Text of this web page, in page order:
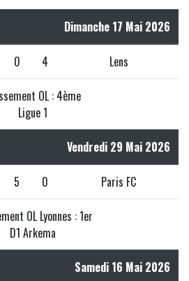
Dimanche 17 Mai 2026
0 4 Lens
OL : 4ème
Ligue 1
Vendredi 29 Mai 2026
5 0 Paris FC
OL Lyonnes : 1er
D1 Arkema
Samedi 16 Mai 2026